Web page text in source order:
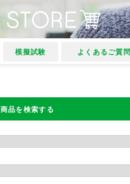
模擬試験 よくあるご質問
商品を検索する